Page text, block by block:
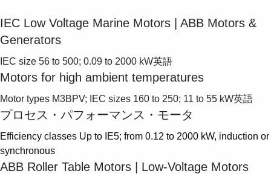
IEC Low Voltage Marine Motors | ABB Motors &
Generators
IEC size 56 to 500; 0.09 to 2000 kW英語
Motors for high ambient temperatures
Motor types M3BPV; IEC sizes 160 to 250; 11 to 55 kW英語
プロセス・パフォーマンス・モータ
Efficiency classes Up to IE5; from 0.12 to 2000 kW, induction or
synchronous
ABB Roller Table Motors | Low-Voltage Motors